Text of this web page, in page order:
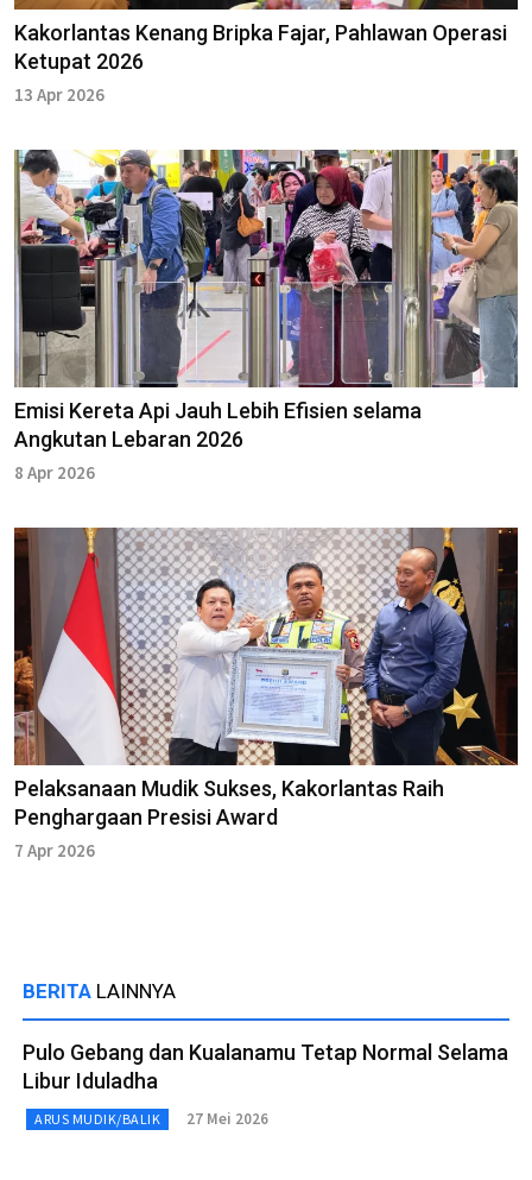
Kakorlantas Kenang Bripka Fajar, Pahlawan Operasi
Ketupat 2026
13 Apr 2026
Emisi Kereta Api Jauh Lebih Efisien selama
Angkutan Lebaran 2026
8 Apr 2026
Pelaksanaan Mudik Sukses, Kakorlantas Raih
Penghargaan Presisi Award
7 Apr 2026
BERITA LAINNYA
Pulo Gebang dan Kualanamu Tetap Normal Selama
Libur Iduladha
ARUS MUDIK/BALIK 27 Mei 2026